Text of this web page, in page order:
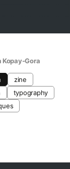
Kopay-Gora
zine
typography